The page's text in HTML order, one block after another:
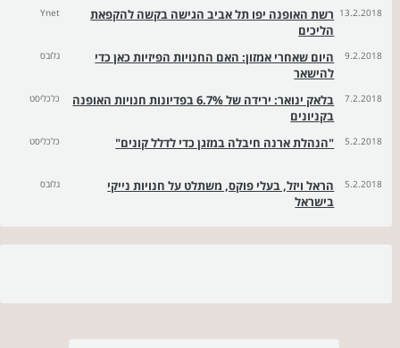
13.2.2018 רשת האופנה יפו תל אביב הגישה בקשה להקפאת
הליכים
Ynet
9.2.2018
היום שאחרי אמזון: האם החנויות הפיזיות כאן כדי
להישאר
גלובס
7.2.2018
בלאק ינואר: ירידה של 6.7% בפדיונות חנויות האופנה
בקניונים
כלכליסט
5.2.2018 "הנהלת ארנה חיבלה במזגן כדי לדלל קונים" כלכליסט
5.2.2018
הראל ויזל, בעלי פוקס, משתלט על חנויות נייקי
בישראל
גלובס